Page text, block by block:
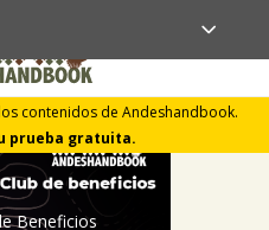
contenidos de Andeshandbook.
prueba gratuita.
Beneficios